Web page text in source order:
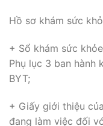
Hồ sơ khám sức
+ Sổ khám sức
Phụ lục 3 ban hành
BYT;
+ Giấy giới thiệu
đang làm việc đối